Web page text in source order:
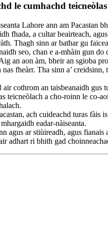
le cumhachd
Lahore ann am
fhada, a cultar beairteach,
Thagh sinn ar bathar gu
seo, chan e a-mhàin gun
an aon àm, bheir an sgioba
fheàrr. Tha sinn a’
cothrom an taisbeanaidh
teicneòlach a cho-roinn le co-
ach cuideachd turas
eadar-nàiseanta.
agus ar stiùireadh, agus
adhart ri bhith gad